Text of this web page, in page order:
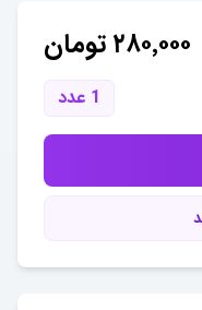
۲۸۰٬۰۰۰تومان
1 عدد